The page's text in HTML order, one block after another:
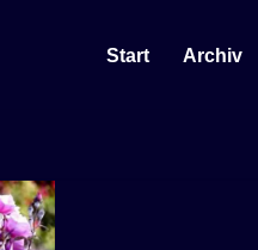
Start Archiv